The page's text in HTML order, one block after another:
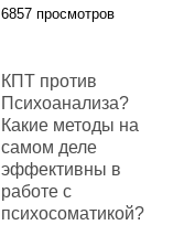
6857 просмотров
КПТ против
Психоанализа?
Какие методы на
самом деле
эффективны в
работе с
психосоматикой?